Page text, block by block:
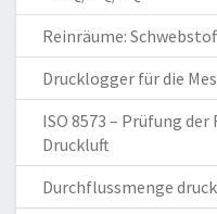
Reinräume:
Drucklogger für die
ISO 8573 – Prüfung
Druckluft
Durchflussmenge